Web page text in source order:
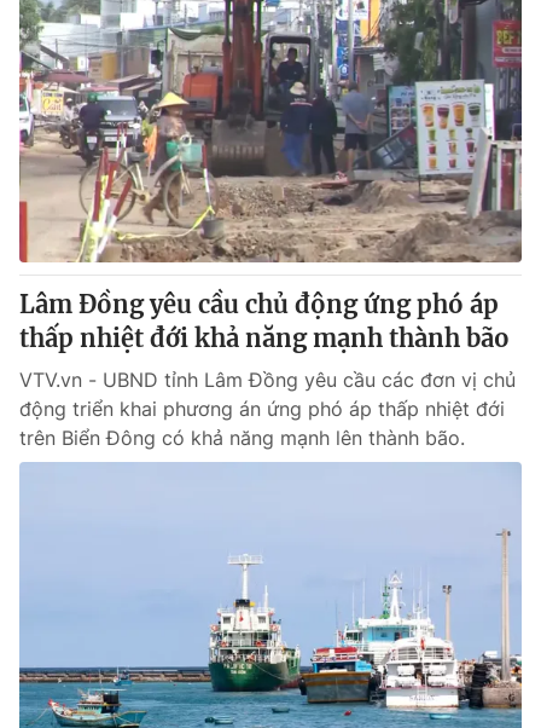
Lâm Đồng yêu cầu chủ động ứng phó áp
thấp nhiệt đới khả năng mạnh thành bão
VTV.vn - UBND tỉnh Lâm Đồng yêu cầu các đơn vị chủ
động triển khai phương án ứng phó áp thấp nhiệt đới
trên Biển Đông có khả năng mạnh lên thành bão.